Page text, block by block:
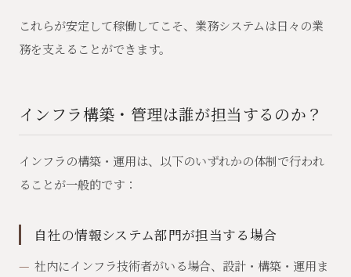
これらが安定して稼働してこそ、業務システムは日々の業
務を支えることができます。
インフラ構築・管理は誰が担当するのか？
インフラの構築・運用は、以下のいずれかの体制で行われ
ることが一般的です：
‍ 自社の情報システム部門が担当する場合
社内にインフラ技術者がいる場合、設計・構築・運用ま